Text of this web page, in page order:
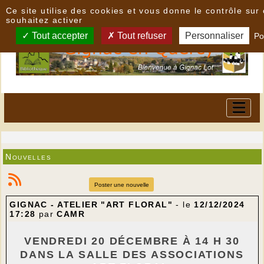
Nouvelles
Poster une nouvelle
GIGNAC - ATELIER "ART FLORAL"- le12/12/2024
17:28 parCAMR
VENDREDI 20 DÉCEMBRE À 14 H 30
DANS LA SALLE DES ASSOCIATIONS
Ce site utilise des cookies et vous donne le contrôle sur
souhaitez activer
Tout accepter Tout refuser Personnaliser